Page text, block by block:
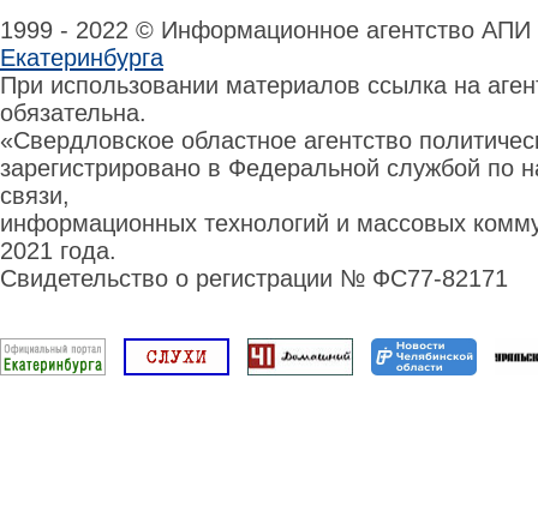
1999 - 2022 © Информационное агентство
Екатеринбурга
При использовании материалов ссылка на
обязательна.
«Свердловское областное агентство
зарегистрировано в Федеральной службой по
связи,
информационных технологий и массовых
2021 года.
Свидетельство о регистрации № ФС77-82171